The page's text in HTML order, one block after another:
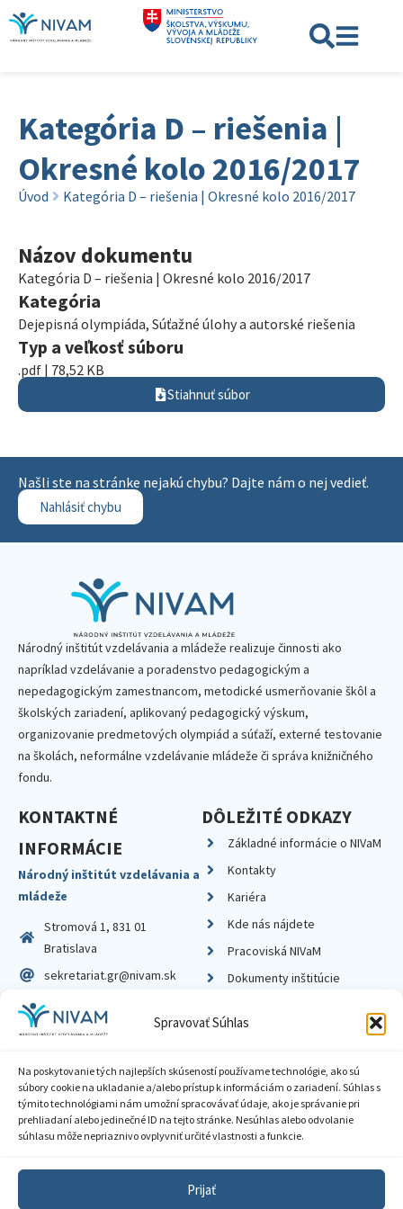
Spravovať Súhlas
Na poskytovanie tých najlepších skúseností používame technológie, ako sú
súbory cookie na ukladanie a/alebo prístup k informáciám o zariadení. Súhlas s
týmito technológiami nám umožní spracovávať údaje, ako je správanie pri
prehliadaní alebo jedinečné ID na tejto stránke. Nesúhlas alebo odvolanie
súhlasu môže nepriaznivo ovplyvniť určité vlastnosti a funkcie.
Prijať
Kategória D – riešenia |
Okresné kolo 2016/2017
Úvod Kategória D – riešenia | Okresné kolo 2016/2017
Názov dokumentu
Kategória D – riešenia | Okresné kolo 2016/2017
Kategória
Dejepisná olympiáda, Súťažné úlohy a autorské riešenia
Typ a veľkosť súboru
.pdf | 78,52 KB
Stiahnuť súbor
Našli ste na stránke nejakú chybu? Dajte nám o nej vedieť.
Nahlásiť chybu
Národný inštitút vzdelávania a mládeže realizuje činnosti ako
napríklad vzdelávanie a poradenstvo pedagogickým a
nepedagogickým zamestnancom, metodické usmerňovanie škôl a
školských zariadení, aplikovaný pedagogický výskum,
organizovanie predmetových olympiád a súťaží, externé testovanie
na školách, neformálne vzdelávanie mládeže či správa knižničného
fondu.
KONTAKTNÉ
INFORMÁCIE
Národný inštitút vzdelávania a
mládeže
Stromová 1, 831 01
Bratislava
sekretariat.gr@nivam.sk
IČO: 00164348
DIČ: 2020798714
DÔLEŽITÉ ODKAZY
Základné informácie o NIVaM
Kontakty
Kariéra
Kde nás nájdete
Pracoviská NIVaM
Dokumenty inštitúcie
Zásady ochrany súkromia
Sprístupnenie informácií